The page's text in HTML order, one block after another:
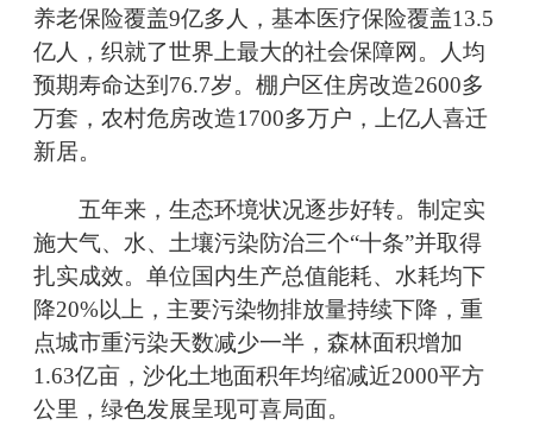
养老保险覆盖9亿多人，基本医疗保险覆盖13.5
亿人，织就了世界上最大的社会保障网。人均
预期寿命达到76.7岁。棚户区住房改造2600多
万套，农村危房改造1700多万户，上亿人喜迁
新居。
五年来，生态环境状况逐步好转。制定实
施大气、水、土壤污染防治三个“十条”并取得
扎实成效。单位国内生产总值能耗、水耗均下
降20%以上，主要污染物排放量持续下降，重
点城市重污染天数减少一半，森林面积增加
1.63亿亩，沙化土地面积年均缩减近2000平方
公里，绿色发展呈现可喜局面。